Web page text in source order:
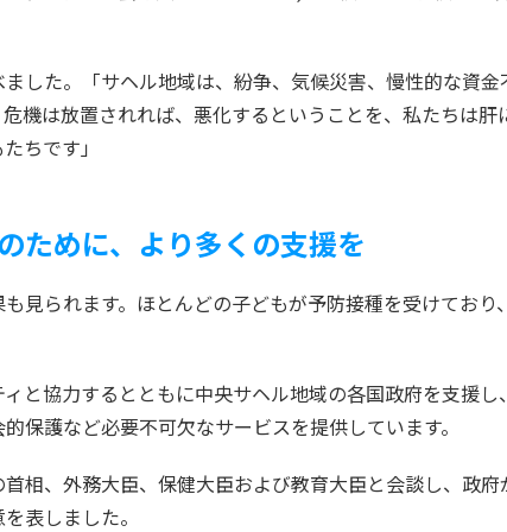
した。「サヘル地域は、紛争、気候災害、慢性的な資
機は放置されれば、悪化するということを、私たちは
ちです」
ために、より多くの支援を
見られます。ほとんどの子どもが予防接種を受けてお
と協力するとともに中央サヘル地域の各国政府を支援
保護など必要不可欠なサービスを提供しています。
相、外務大臣、保健大臣および教育大臣と会談し、政
表しました。